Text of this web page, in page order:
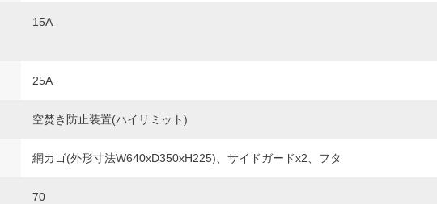
15A
25A
空焚き防止装置(ハイリミット)
網カゴ(外形寸法W640xD350xH225)、サイドガードx2、フタ
70